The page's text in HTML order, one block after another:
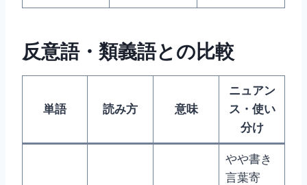
反意語・類義語との比較
単語 読み方 意味
ニュアン
ス・使い
分け
やや書き
言葉寄